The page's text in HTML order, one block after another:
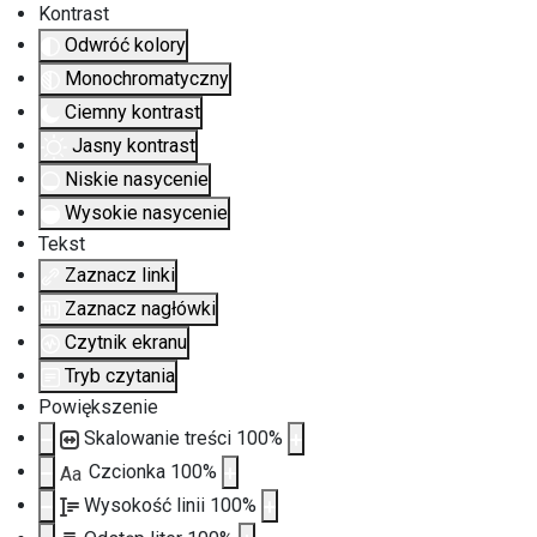
Kontrast
Odwróć kolory
Monochromatyczny
Ciemny kontrast
Jasny kontrast
Niskie nasycenie
Wysokie nasycenie
Tekst
Zaznacz linki
Zaznacz nagłówki
Czytnik ekranu
Tryb czytania
Powiększenie
Skalowanie treści 100%
Aa Czcionka 100%
Wysokość linii 100%